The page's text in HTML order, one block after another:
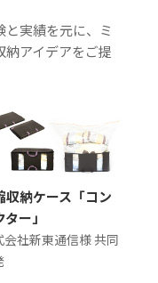
実績を元に、ミ
納アイデアをご提
収納ケース「コン
ー」
会社新東通信様 共同